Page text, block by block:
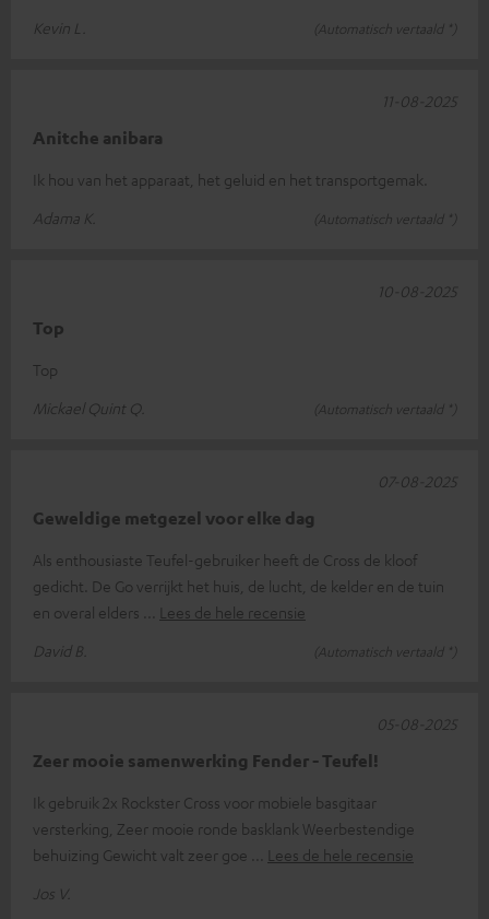
Kevin L.
(Automatisch vertaald *)
Anitche anibara
Ik hou van het apparaat, het geluid en het transportgemak.
Adama K.
(Automatisch vertaald *)
11-08-2025
Top
Top
Mickael Quint Q.
(Automatisch vertaald *)
10-08-2025
Geweldige metgezel voor elke dag
Als enthousiaste Teufel-gebruiker heeft de Cross de kloof
gedicht. De Go verrijkt het huis, de lucht, de kelder en de tuin
en overal elders
Lees de hele recensie
David B.
(Automatisch vertaald *)
07-08-2025
Zeer mooie samenwerking Fender - Teufel!
Ik gebruik 2x Rockster Cross voor mobiele basgitaar
versterking, Zeer mooie ronde basklank Weerbestendige
behuizing Gewicht valt zeer goe
Lees de hele recensie
Jos V.
05-08-2025